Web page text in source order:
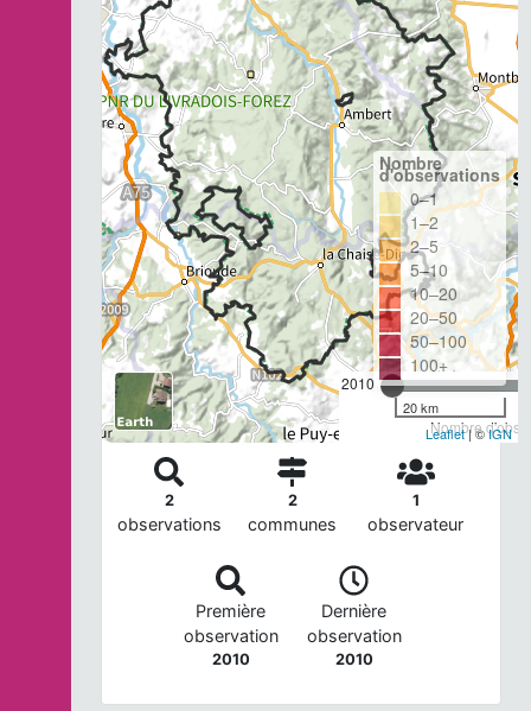
2010
Nombre
Nombre
d'observations
0–1
1–2
2–5
5–10
10–20
20–50
50–100
100+
20 km
Leaflet| ©IGN
2
observations
2
communes
1
observateur
Première
observation
2010
Dernière
observation
2010